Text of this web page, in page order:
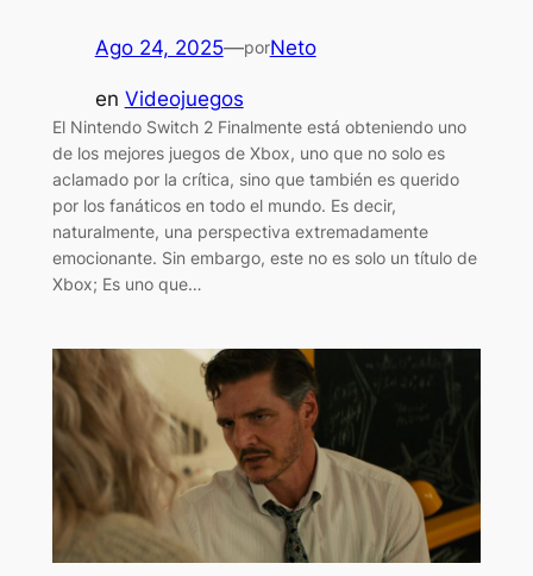
Ago 24, 2025—porNeto
en Videojuegos
El Nintendo Switch 2 Finalmente está obteniendo uno
de los mejores juegos de Xbox, uno que no solo es
aclamado por la crítica, sino que también es querido
por los fanáticos en todo el mundo. Es decir,
naturalmente, una perspectiva extremadamente
emocionante. Sin embargo, este no es solo un título de
Xbox; Es uno que…